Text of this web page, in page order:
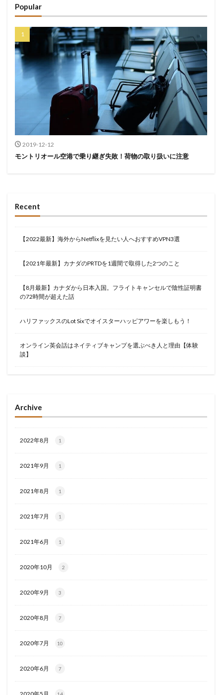
Popular
2019-12-12
モントリオール空港で乗り継ぎ失敗！荷物の取り扱いに注意
Recent
【2022最新】海外からNetflixを見たい人へおすすめVPN3選
【2021年最新】カナダのPRTDを1週間で取得した2つのこと
【8月最新】カナダから日本入国。フライトキャンセルで陰性証明書
の72時間が超えた話
ハリファックスのLot Sixでオイスターハッピアワーを楽しもう！
オンライン英会話はネイティブキャンプを選ぶべき人と理由【体験
談】
Archive
2022年8月 1
2021年9月 1
2021年8月 1
2021年7月 1
2021年6月 1
2020年10月 2
2020年9月 3
2020年8月 7
2020年7月 10
2020年6月 7